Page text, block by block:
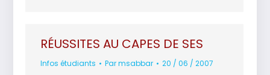
RÉUSSITES AU CAPES DE SES
Infos étudiants Parmsabbar 20 / 06 / 2007